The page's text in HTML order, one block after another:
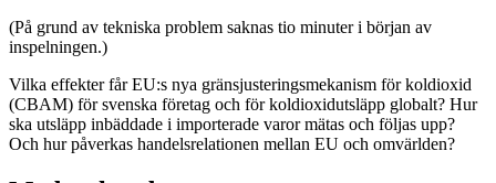
(På grund av tekniska problem saknas tio minuter i början av
inspelningen.)
Vilka effekter får EU:s nya gränsjusteringsmekanism för koldioxid
(CBAM) för svenska företag och för koldioxidutsläpp globalt? Hur
ska utsläpp inbäddade i importerade varor mätas och följas upp?
Och hur påverkas handelsrelationen mellan EU och omvärlden?